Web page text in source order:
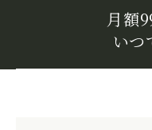
月額
いつ